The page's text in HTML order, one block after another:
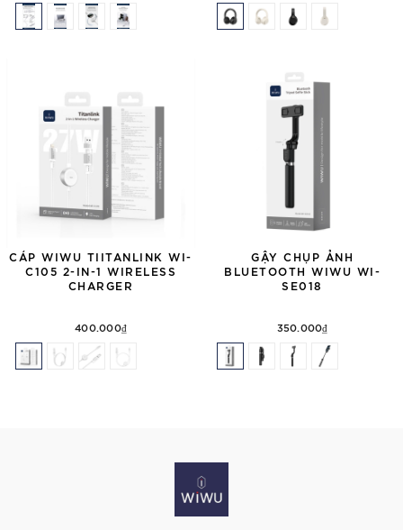
CÁP WIWU TIITANLINK WI-
C105 2-IN-1 WIRELESS
CHARGER
400.000₫
GẬY CHỤP ẢNH
BLUETOOTH WIWU WI-
SE018
350.000₫